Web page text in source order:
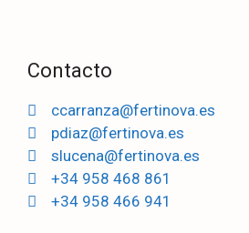
Contacto
ccarranza@fertinova.es
pdiaz@fertinova.es
slucena@fertinova.es
+34 958 468 861
+34 958 466 941